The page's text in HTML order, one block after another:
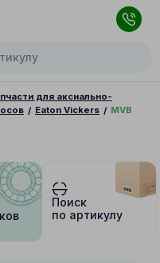
для аксиально-
Eaton Vickers MVB
Поиск
по артикулу